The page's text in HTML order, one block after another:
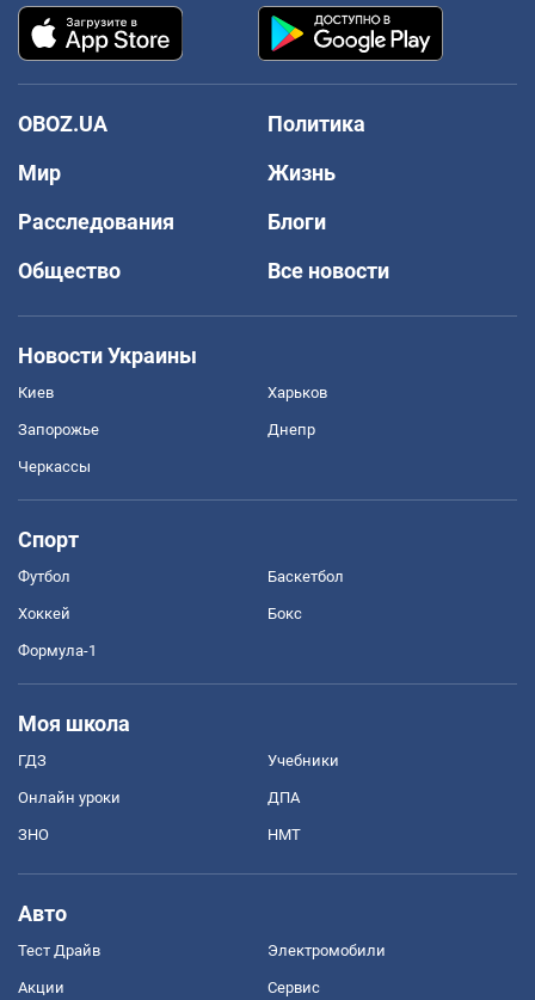
OBOZ.UA
Политика
Мир
Жизнь
Расследования
Блоги
Общество
Все новости
Новости Украины
Киев Харьков
Запорожье Днепр
Черкассы
Спорт
Футбол Баскетбол
Хоккей Бокс
Формула-1
Моя школа
ГДЗ Учебники
Онлайн уроки ДПА
ЗНО НМТ
Авто
Тест Драйв Электромобили
Акции Сервис